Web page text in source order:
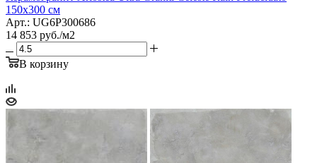
150x300 см
Арт.: UG6P300686
14 853 руб./м2
В корзину